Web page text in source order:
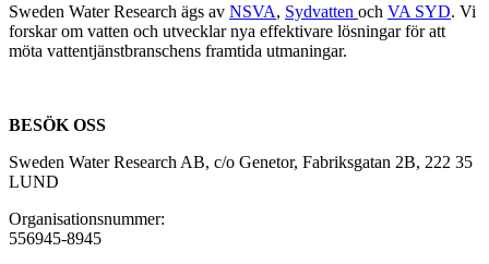
Sweden Water Research ägs av NSVA, Sydvatten och VA SYD. Vi
forskar om vatten och utvecklar nya effektivare lösningar för att
möta vattentjänstbranschens framtida utmaningar.
BESÖK OSS
Sweden Water Research AB, c/o Genetor, Fabriksgatan 2B, 222 35
LUND
Organisationsnummer:
556945-8945